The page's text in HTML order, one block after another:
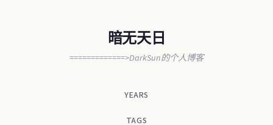
暗无天日
=============>DarkSun的个人博客
YEARS
TAGS